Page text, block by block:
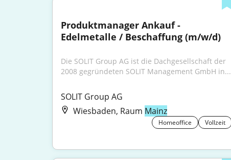
Produktmanager Ankauf -
Edelmetalle / Beschaffung (m/w/d)
Die SOLIT Group AG ist die Dachgesellschaft der
2008 gegründeten SOLIT Management GmbH in...
SOLIT Group AG
Wiesbaden, Raum Mainz
Homeoffice Vollzeit